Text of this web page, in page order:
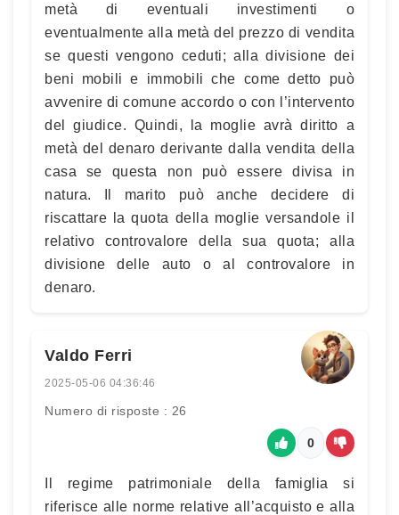
metà di eventuali investimenti o
eventualmente alla metà del prezzo di vendita
se questi vengono ceduti; alla divisione dei
beni mobili e immobili che come detto può
avvenire di comune accordo o con l’intervento
del giudice. Quindi, la moglie avrà diritto a
metà del denaro derivante dalla vendita della
casa se questa non può essere divisa in
natura. Il marito può anche decidere di
riscattare la quota della moglie versandole il
relativo controvalore della sua quota; alla
divisione delle auto o al controvalore in
denaro.
Valdo Ferri
2025-05-06 04:36:46
Numero di risposte : 26
0
Il regime patrimoniale della famiglia si
riferisce alle norme relative all’acquisto e alla